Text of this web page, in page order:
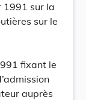
1991 sur la
sur le
fixant le
auprès